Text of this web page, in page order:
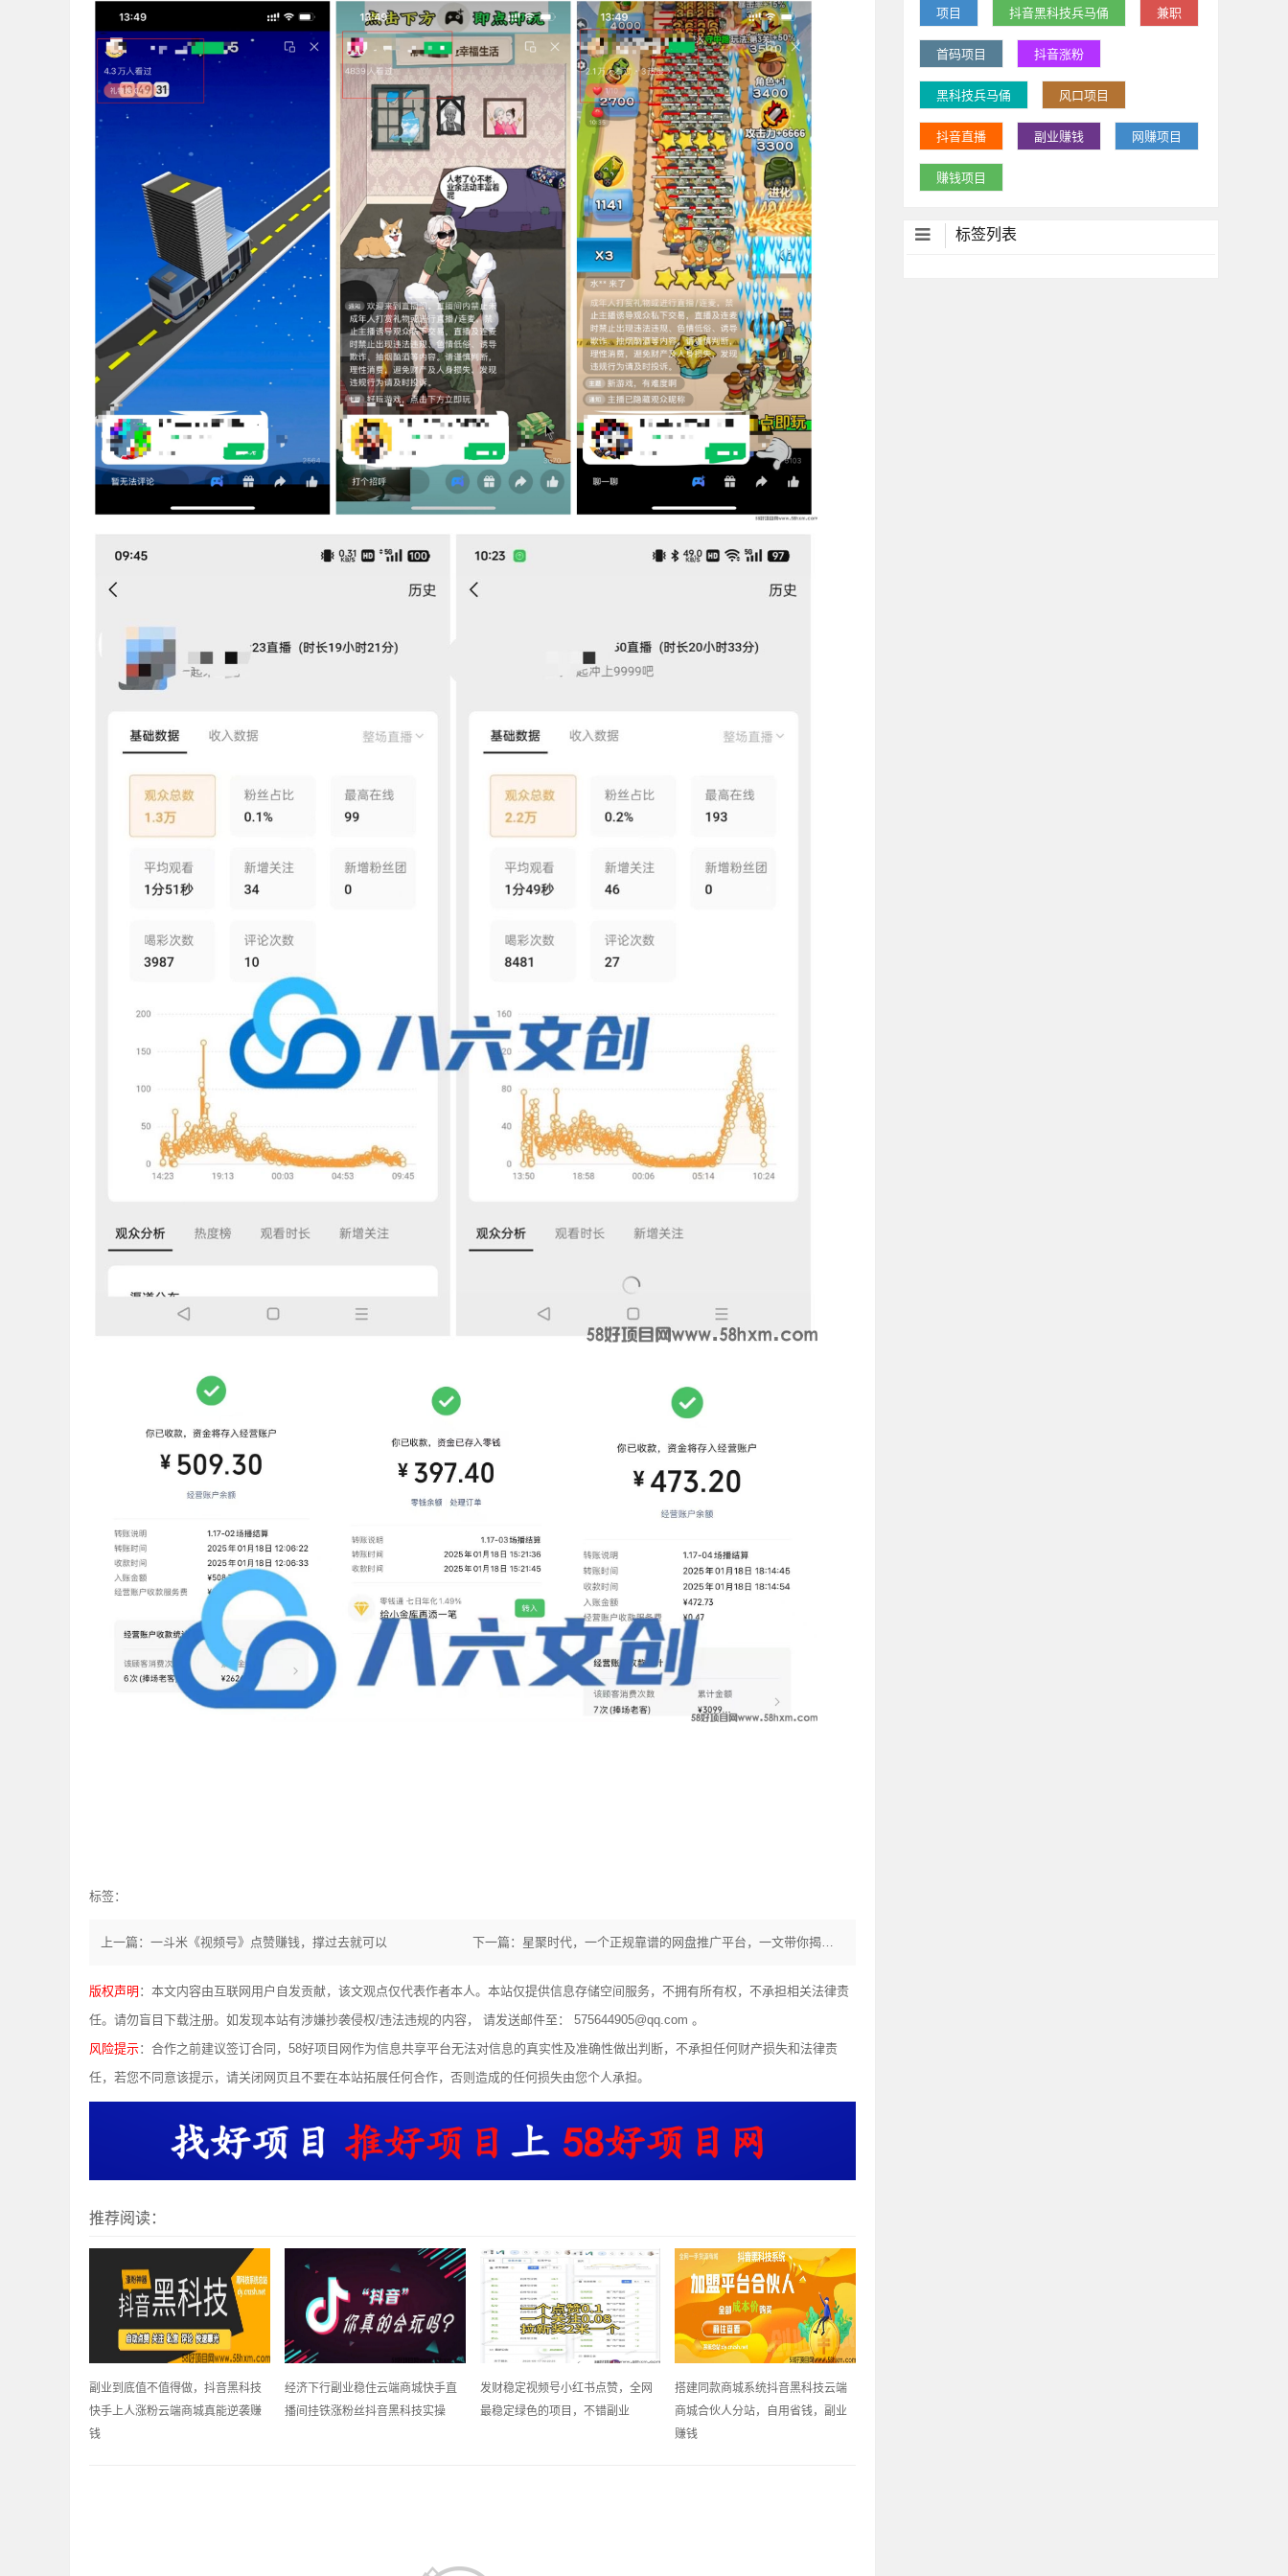
标签：
上一篇：一斗米《视频号》点赞赚钱，撑过去就可以
版权声明 ：本文内容由互联网用户自发贡献，该文观点仅代表作者本人。本站仅提供信息存储空间服务，不拥有所有权，不承担相关法律责
任。请勿盲目下载注册。如发现本站有涉嫌抄袭侵权/违法违规的内容， 请发送邮件至： 575644905@qq.com 。
风险提示：合作之前建议签订合同，58好项目网作为信息共享平台无法对信息的真实性及准确性做出判断，不承担任何财产损失和法律责
任，若您不同意该提示，请关闭网页且不要在本站拓展任何合作，否则造成的任何损失由您个人承担。
推荐阅读：
副业到底值不值得做，抖音黑科技
快手上人涨粉云端商城真能逆袭赚
钱
经济下行副业稳住云端商城快手直
播间挂铁涨粉丝抖音黑科技实操
发财稳定视频号小红书点赞，全网
最稳定绿色的项目，不错副业
搭建同款商城系统抖音黑科技云端
商城合伙人分站，自用省钱，副业
赚钱
项目 抖音黑科技兵马俑 兼职
首码项目 抖音涨粉
黑科技兵马俑 风口项目
抖音直播 副业赚钱 网赚项目
赚钱项目
标签列表